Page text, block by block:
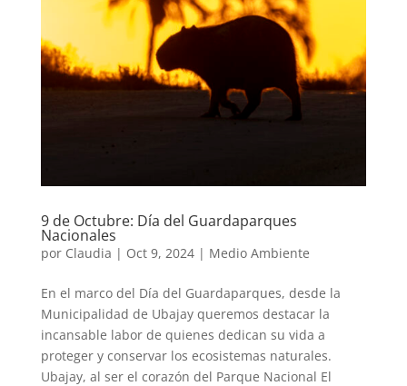
9 de Octubre: Día del Guardaparques
Nacionales
por Claudia | Oct 9, 2024| Medio Ambiente
En el marco del Día del Guardaparques, desde la
Municipalidad de Ubajay queremos destacar la
incansable labor de quienes dedican su vida a
proteger y conservar los ecosistemas naturales.
Ubajay, al ser el corazón del Parque Nacional El